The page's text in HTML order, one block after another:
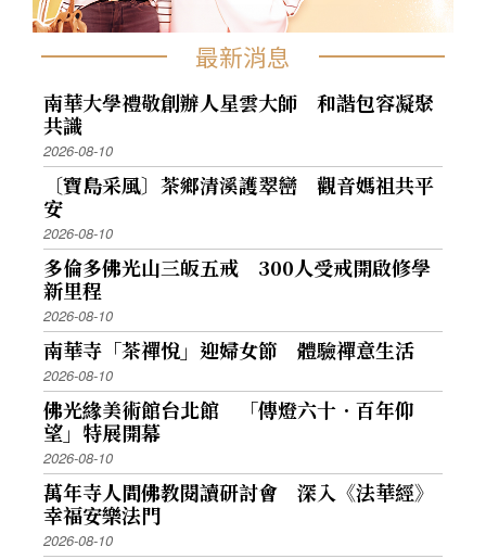
最新消息
南華大學禮敬創辦人星雲大師 和諧包容凝聚
共識
2026-08-10
〔寶島采風〕茶鄉清溪護翠巒 觀音媽祖共平
安
2026-08-10
多倫多佛光山三皈五戒 300人受戒開啟修學
新里程
2026-08-10
南華寺「茶禪悅」迎婦女節 體驗禪意生活
2026-08-10
佛光緣美術館台北館 「傳燈六十．百年仰
望」特展開幕
2026-08-10
萬年寺人間佛教閱讀研討會 深入《法華經》
幸福安樂法門
2026-08-10